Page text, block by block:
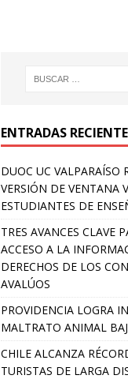
ENTRADAS
DUOC UC VALPARAÍSO
VERSIÓN DE VENTANA
ESTUDIANTES DE
TRES AVANCES CLAVE
ACCESO A LA
DERECHOS DE LOS
AVALÚOS
PROVIDENCIA LOGRA
MALTRATO ANIMAL
CHILE ALCANZA
TURISTAS DE LARGA